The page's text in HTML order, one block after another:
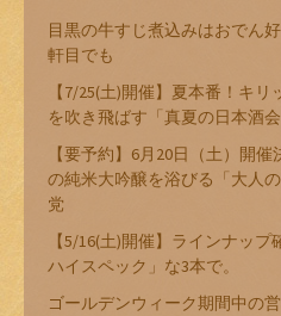
目黒の牛すじ煮込みはおでん
軒目でも
【7/25(土)開催】夏本番！キ
を吹き飛ばす「真夏の日本酒
【要予約】6月20日（土）開
の純米大吟醸を浴びる「大人
党
【5/16(土)開催】ラインナッ
ハイスペック」な3本で。
ゴールデンウィーク期間中の